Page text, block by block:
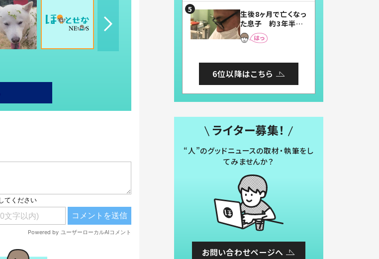
まらない」「幸せにな
れる」
生後8ヶ月で亡くなっ
た息子 約3年半
後、当時の妻の日記
に書いてあった本音
6位以降はこちら
ライター募集！
“人”のグッドニュースの取材・執筆をし
てみませんか？
お問い合わせページへ